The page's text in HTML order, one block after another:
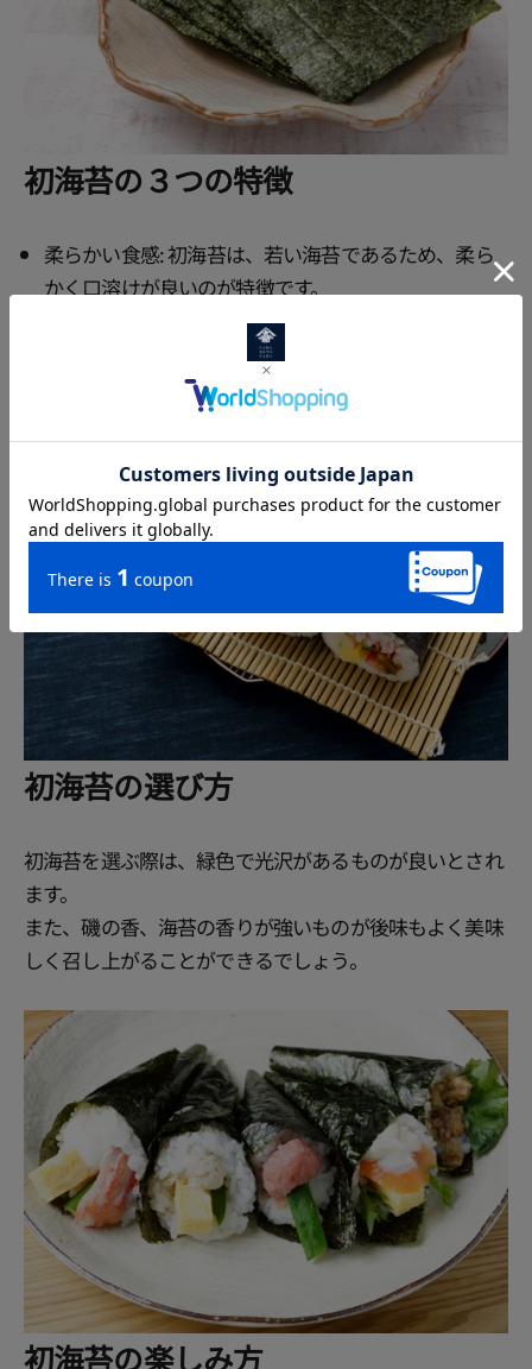
初海苔の３つの特徴
柔らかい食感: 初海苔は、若い海苔であるため、柔ら
かく口溶けが良いのが特徴です。
豊かな風味: 初海苔は、磯の香りが強く、濃厚な味わ
高い栄養価: 初海苔は、ビタミンやミネラルが豊富に
初海苔の選び方
初海苔を選ぶ際は、緑色で光沢があるものが良いとされ
ます。
また、磯の香、海苔の香りが強いものが後味もよく美味
しく召し上がることができるでしょう。
初海苔の楽しみ方